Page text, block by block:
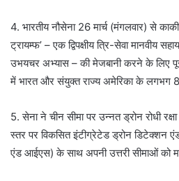
4. भारतीय नौसेना 26 मार्च (मंगलवार) से
ट्रायम्फ’ – एक द्विपक्षीय त्रि-सेवा मानवीय
उभयचर अभ्यास – की मेजबानी करने के लिए
में भारत और संयुक्त राज्य अमेरिका के लगभग
5. सेना ने चीन सीमा पर उन्नत ड्रोन रोधी
स्तर पर विकसित इंटीग्रेटेड ड्रोन डिटेक्शन
एंड आईएस) के साथ अपनी उत्तरी सीमाओं को